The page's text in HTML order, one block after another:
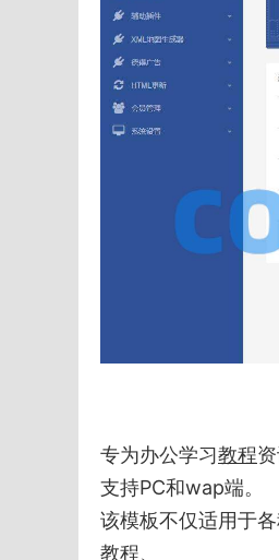
专为办公学习教程
支持PC和wap端。
该模板不仅适用于
教程、